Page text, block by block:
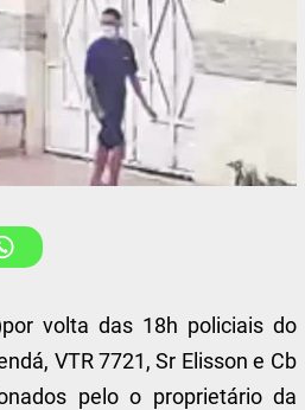
volta das 18h policiais do
VTR 7721, Sr Elisson e Cb
pelo o proprietário da